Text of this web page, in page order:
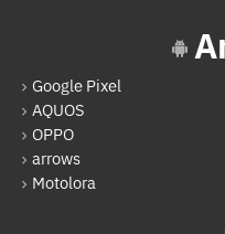
iPad mini（第4世代
iPad Pro 12.9インチ
iPad（第5世代）
Google Pixel
AQUOS
OPPO
arrows
Motolora